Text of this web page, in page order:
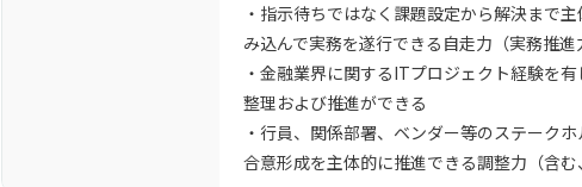
・指示待ちではなく課題設定から解決まで
み込んで実務を遂行できる自走力（実務推進
・金融業界に関するITプロジェクト経験を
整理および推進ができる
・行員、関係部署、ベンダー等のステーク
合意形成を主体的に推進できる調整力（含む